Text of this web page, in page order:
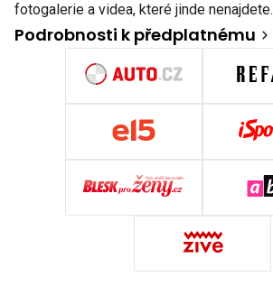
fotogalerie a videa, které jinde nenajdete.
Podrobnosti k předplatnému